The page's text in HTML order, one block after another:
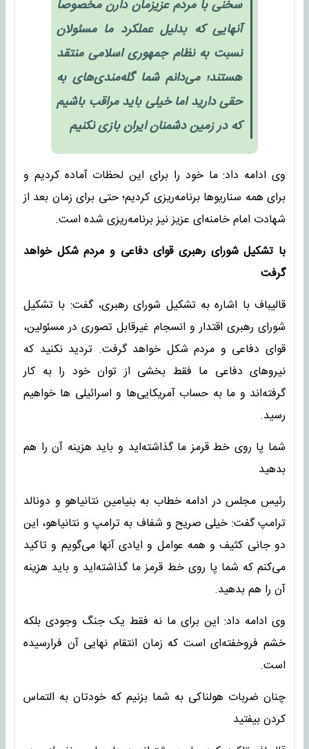
سخنی با مردم عزیزمان دارن مخصوصا
آنهایی که بدلیل عملکرد ما مسئولان
نسبت به نظام جمهوری اسلامی منتقد
هستند؛ می‌دانم شما گله‌مندی‌های به
حقی دارید اما خیلی باید مراقب باشیم
که در زمین دشمنان ایران بازی نکنیم
وی ادامه داد: ما خود را برای این لحظات آماده کردیم و
برای همه سناریوها برنامه‌ریزی کردیم؛ حتی برای زمان بعد از
شهادت امام خامنه‌ای عزیز نیز برنامه‌ریزی شده است.
با تشکیل شورای رهبری قوای دفاعی و مردم شکل خواهد
گرفت
قالیباف با اشاره به تشکیل شورای رهبری، گفت: با تشکیل
شورای رهبری اقتدار و انسجام غیرقابل تصوری در مسئولین،
قوای دفاعی و مردم شکل خواهد گرفت. تردید نکنید که
نیروهای دفاعی ما فقط بخشی از توان خود را به کار
گرفته‌اند و ما به حساب آمریکایی‌ها و اسرائیلی ها خواهیم
رسید.
شما پا روی خط قرمز ما گذاشته‌اید و باید هزینه آن را هم
بدهید
رئیس مجلس در ادامه خطاب به بنیامین نتانیاهو و دونالد
ترامپ گفت: خیلی صریح و شفاف به ترامپ و نتانیاهو، این
دو جانی کثیف و همه عوامل و ایادی آنها می‌گویم و تاکید
می‌کنم که شما پا روی خط قرمز ما گذاشته‌اید و باید هزینه
آن را هم بدهید.
وی ادامه داد: این برای ما نه فقط یک جنگ وجودی بلکه
خشم فروخفته‌ای است که زمان انتقام نهایی آن فرارسیده
است.
چنان ضربات هولناکی به شما بزنیم که خودتان به التماس
کردن بیفتید